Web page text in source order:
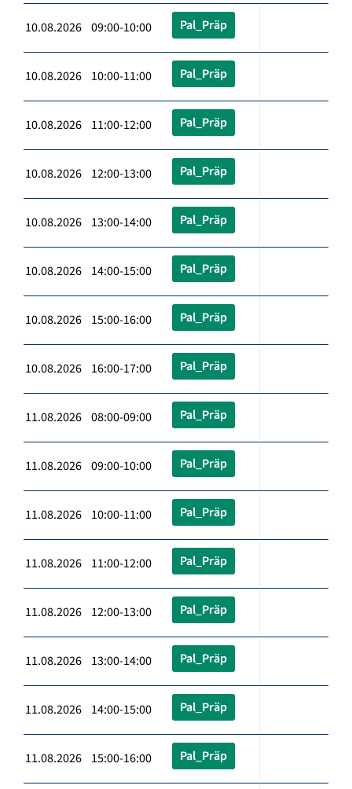
10.08.2026 09:00-10:00 Pal_Präp
10.08.2026 10:00-11:00 Pal_Präp
10.08.2026 11:00-12:00 Pal_Präp
10.08.2026 12:00-13:00 Pal_Präp
10.08.2026 13:00-14:00 Pal_Präp
10.08.2026 14:00-15:00 Pal_Präp
10.08.2026 15:00-16:00 Pal_Präp
10.08.2026 16:00-17:00 Pal_Präp
11.08.2026 08:00-09:00 Pal_Präp
11.08.2026 09:00-10:00 Pal_Präp
11.08.2026 10:00-11:00 Pal_Präp
11.08.2026 11:00-12:00 Pal_Präp
11.08.2026 12:00-13:00 Pal_Präp
11.08.2026 13:00-14:00 Pal_Präp
11.08.2026 14:00-15:00 Pal_Präp
11.08.2026 15:00-16:00 Pal_Präp